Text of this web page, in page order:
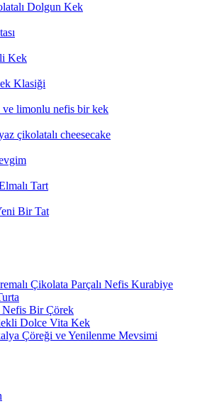
Dolgun Kek
Kek
Klasiği
ve limonlu nefis bir kek
çikolatalı cheesecake
Tart
Bir Tat
Çikolata Parçalı Nefis Kurabiye
Bir Çörek
Dolce Vita Kek
Çöreği ve Yenilenme Mevsimi